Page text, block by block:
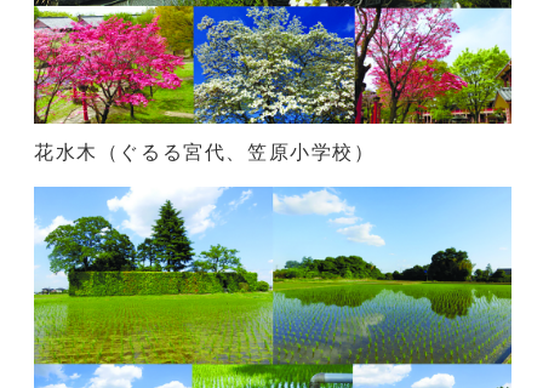
花水木（ぐるる宮代、笠原小学校）